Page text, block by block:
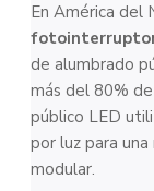
En América del
de alumbrado
más del 80%
público LED
por luz para
modular.